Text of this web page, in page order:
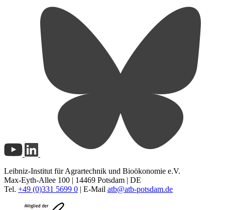
Leibniz-Institut für Agrartechnik und Bioökonomie e.V.
Max-Eyth-Allee 100 | 14469 Potsdam | DE
Tel. +49 (0)331 5699 0 | E-Mail atb@atb-potsdam.de